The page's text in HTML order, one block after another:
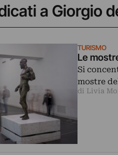
a Giorgio
TURISMO
Le
Si
mostre
di Livia